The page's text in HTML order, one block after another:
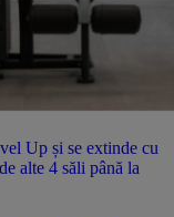
Up și se extinde cu
alte 4 săli până la